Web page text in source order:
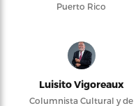
Puerto Rico
Luisito Vigoreaux
Columnista Cultural y de